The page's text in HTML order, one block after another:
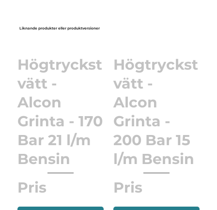
Liknande produkter eller produktversioner
Högtryckst
vätt -
Alcon
Grinta - 170
Bar 21 l/m
Bensin
Pris
Högtryckst
vätt -
Alcon
Grinta -
200 Bar 15
l/m Bensin
Pris